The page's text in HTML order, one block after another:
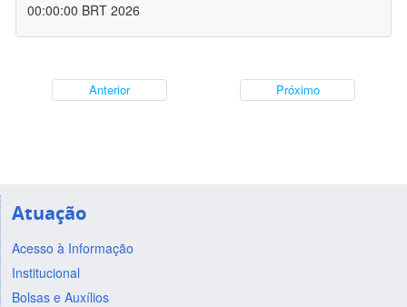
00:00:00 BRT 2026
Anterior Próximo
Atuação
Acesso à Informação
Institucional
Bolsas e Auxílios